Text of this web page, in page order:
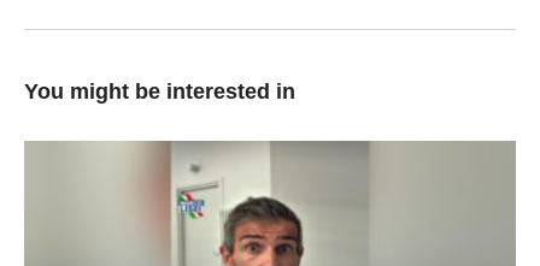
You might be interested in